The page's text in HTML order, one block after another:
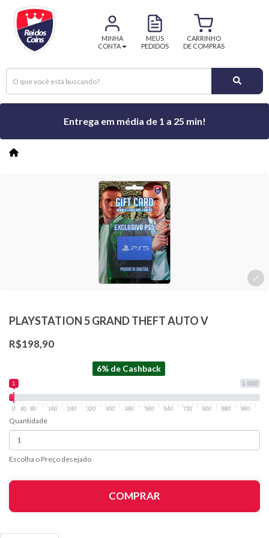
MINHA
CONTA
MEUS
PEDIDOS
CARRINHO
DE COMPRAS
Entrega em média de 1 a 25 min!
PLAYSTATION 5 GRAND THEFT AUTO V
R$198,90
6% de Cashback
1 000
1
0 40 80 160 240 320 400 480 560 640 720 800 880 960
Quantidade
Escolha o Preço desejado
COMPRAR